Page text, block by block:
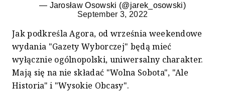
— Jarosław Osowski (@jarek_osowski)
September 3, 2022
Jak podkreśla Agora, od września weekendowe
wydania "Gazety Wyborczej" będą mieć
wyłącznie ogólnopolski, uniwersalny charakter.
Mają się na nie składać "Wolna Sobota", "Ale
Historia" i "Wysokie Obcasy".